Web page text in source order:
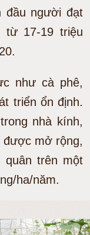
đầu người đạt
từ 17-19 triệu
như cà phê,
triển ổn định.
nhà kính,
được mở rộng,
quân trên một
ha/năm.